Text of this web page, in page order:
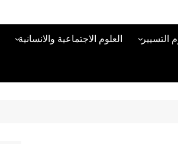
التسيير العلوم الاجتماعية والانسانية